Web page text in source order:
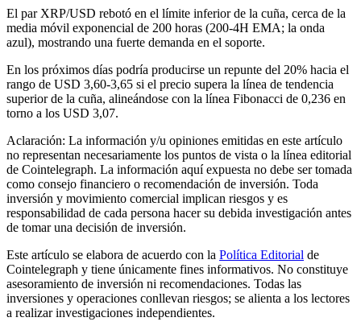
El par XRP/USD rebotó en el límite inferior de la cuña, cerca de la
media móvil exponencial de 200 horas (200-4H EMA; la onda
azul), mostrando una fuerte demanda en el soporte.
En los próximos días podría producirse un repunte del 20% hacia el
rango de USD 3,60-3,65 si el precio supera la línea de tendencia
superior de la cuña, alineándose con la línea Fibonacci de 0,236 en
torno a los USD 3,07.
Aclaración: La información y/u opiniones emitidas en este artículo
no representan necesariamente los puntos de vista o la línea editorial
de Cointelegraph. La información aquí expuesta no debe ser tomada
como consejo financiero o recomendación de inversión. Toda
inversión y movimiento comercial implican riesgos y es
responsabilidad de cada persona hacer su debida investigación antes
de tomar una decisión de inversión.
Este artículo se elabora de acuerdo con la Política Editorial de
Cointelegraph y tiene únicamente fines informativos. No constituye
asesoramiento de inversión ni recomendaciones. Todas las
inversiones y operaciones conllevan riesgos; se alienta a los lectores
a realizar investigaciones independientes.